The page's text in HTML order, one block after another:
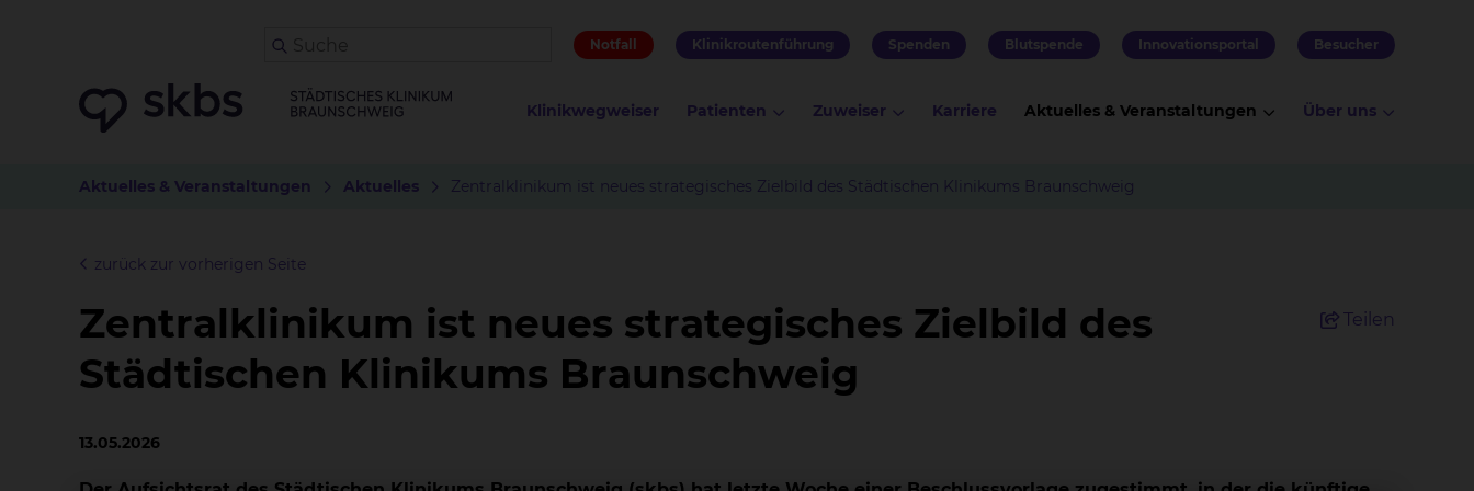
Notfall Klinikroutenführung Spenden Blutspende Innovationsportal Besucher
Klinikwegweiser Patienten Zuweiser Karriere Aktuelles & Veranstaltungen Über uns
Aktuelles & Veranstaltungen Aktuelles Zentralklinikum ist neues strategisches Zielbild des Städtischen Klinikums Braunschweig
zurück zur vorherigen Seite
Zentralklinikum ist neues strategisches Zielbild des
Städtischen Klinikums Braunschweig
Teilen
13.05.2026